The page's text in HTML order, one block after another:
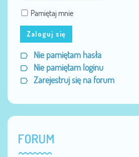
Pamiętaj mnie
Zaloguj się
Nie pamiętam hasła
Nie pamiętam loginu
Zarejestruj się na forum
FORUM